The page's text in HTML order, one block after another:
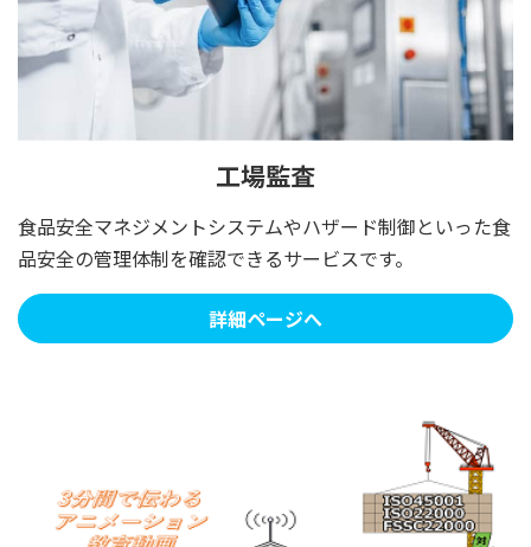
工場監査
食品安全マネジメントシステムやハザード制御といった食
品安全の管理体制を確認できるサービスです。
詳細ページへ